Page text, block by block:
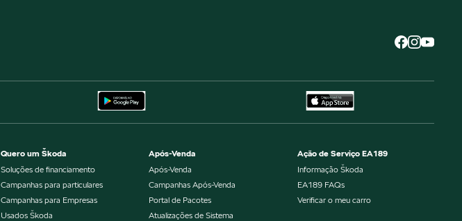
Quero um Škoda
Soluções de financiamento
Campanhas para particulares
Campanhas para Empresas
Usados Škoda
Após-Venda
Após-Venda
Campanhas Após-Venda
Portal de Pacotes
Atualizações de Sistema
Ação de Serviço EA189
Informação Škoda
EA189 FAQs
Verificar o meu carro